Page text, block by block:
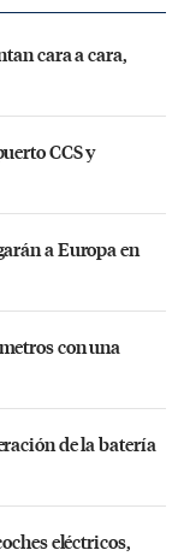
cara a cara,
CCS y
a Europa en
con una
de la batería
eléctricos,